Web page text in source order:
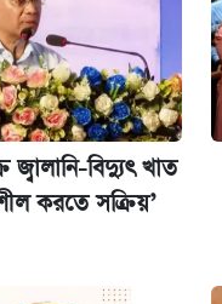
বিরুদ্ধে ব্যবস্থা
জ্বালানি-বিদ্যুৎ খাত
করতে সক্রিয়’